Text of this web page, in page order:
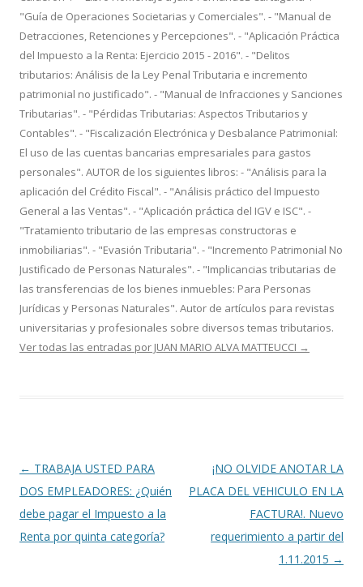
"Guía de Operaciones Societarias y Comerciales". - "Manual de
Detracciones, Retenciones y Percepciones". - "Aplicación Práctica
del Impuesto a la Renta: Ejercicio 2015 - 2016". - "Delitos
tributarios: Análisis de la Ley Penal Tributaria e incremento
patrimonial no justificado". - "Manual de Infracciones y Sanciones
Tributarias". - "Pérdidas Tributarias: Aspectos Tributarios y
Contables". - "Fiscalización Electrónica y Desbalance Patrimonial:
El uso de las cuentas bancarias empresariales para gastos
personales". AUTOR de los siguientes libros: - "Análisis para la
aplicación del Crédito Fiscal". - "Análisis práctico del Impuesto
General a las Ventas". - "Aplicación práctica del IGV e ISC". -
"Tratamiento tributario de las empresas constructoras e
inmobiliarias". - "Evasión Tributaria". - "Incremento Patrimonial No
Justificado de Personas Naturales". - "Implicancias tributarias de
las transferencias de los bienes inmuebles: Para Personas
Jurídicas y Personas Naturales". Autor de artículos para revistas
universitarias y profesionales sobre diversos temas tributarios.
Ver todas las entradas por JUAN MARIO ALVA MATTEUCCI →
Navegación
de
entradas
← TRABAJA USTED PARA
DOS EMPLEADORES: ¿Quién
debe pagar el Impuesto a la
Renta por quinta categoría?
¡NO OLVIDE ANOTAR LA
PLACA DEL VEHICULO EN LA
FACTURA!. Nuevo
requerimiento a partir del
1.11.2015 →